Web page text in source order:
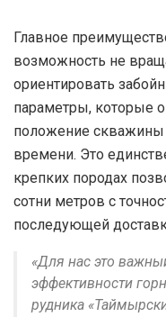
Главное
возможность не
ориентировать
параметры, которые
положение скважины
времени. Это
крепких породах
сотни метров с
последующей
«Для нас это
эффективности
рудника